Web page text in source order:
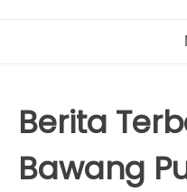
Berita
Bawang